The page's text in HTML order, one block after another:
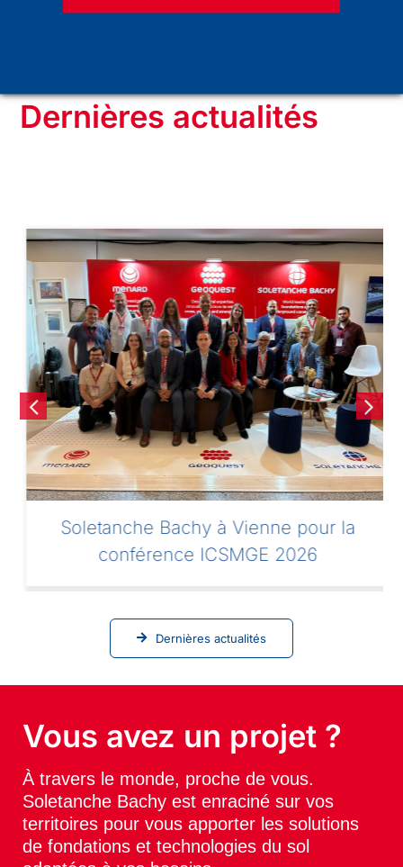
Dernières actualités
Soletanche Bachy à Vienne pour la
conférence ICSMGE 2026
Dernières actualités
Vous avez un projet ?
À travers le monde, proche de vous.
Soletanche Bachy est enraciné sur vos
territoires pour vous apporter les solutions
de fondations et technologies du sol